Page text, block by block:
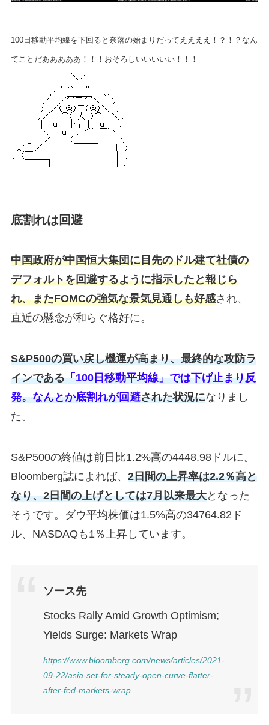
100日移動平均線を下回ると奈落の始まりだってええええ！？！？なん
てことだあああああ！！！おそろしいいいいい！！！
底割れは回避
中国政府が中国恒大集団に目先のドル建て社債の
デフォルトを回避するように指示したと報じら
れ、またFOMCの強気な景気見通しも好感され、
直近の懸念が和らぐ格好に。
S&P500の買い戻し機運が高まり、最終的な攻防ラ
インである「100日移動平均線」では下げ止まり反
発。なんとか底割れが回避された状況になりまし
た。
S&P500の終値は前日比1.2%高の4448.98ドルに。
Bloomberg誌によれば、 2日間の上昇率は2.2％高と
なり、2日間の上げとしては7月以来最大となった
そうです。ダウ平均株価は1.5%高の34764.82ド
ル、NASDAQも1％上昇しています。
ソース先
Stocks Rally Amid Growth Optimism;
Yields Surge: Markets Wrap
https://www.bloomberg.com/news/articles/2021-
09-22/asia-set-for-steady-open-curve-flatter-
after-fed-markets-wrap